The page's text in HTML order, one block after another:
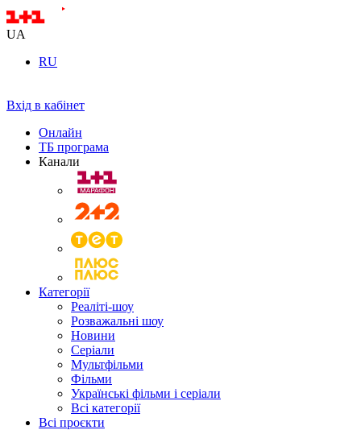
UA
RU
Вхід в кабінет
Онлайн
ТБ програма
Канали
Категорії
Реаліті-шоу
Розважальні шоу
Новини
Серіали
Мультфільми
Фільми
Українські фільми і серіали
Всі категорії
Всі проєкти